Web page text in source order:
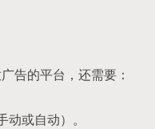
告的平台，还需要：
或自动）。